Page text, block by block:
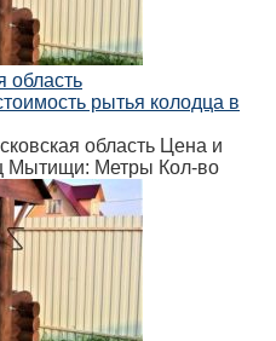
область
рытья колодца в
область Цена и
Мытищи: Метры Кол-во